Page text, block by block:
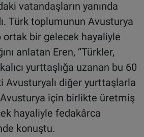
vatandaşların yanında
Türk toplumunun Avusturya
bir gelecek hayaliyle
anlatan Eren, “Türkler,
yurttaşlığa uzanan bu 60
Avusturyalı diğer yurttaşlarla
için birlikte üretmiş
hayaliyle fedakârca
konuştu.